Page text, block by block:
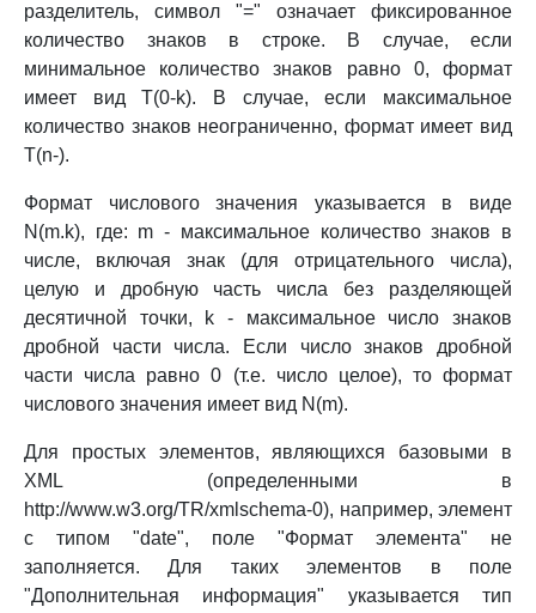
разделитель, символ "=" означает фиксированное
количество знаков в строке. В случае, если
минимальное количество знаков равно 0, формат
имеет вид T(0-k). В случае, если максимальное
количество знаков неограниченно, формат имеет вид
T(n-).
Формат числового значения указывается в виде
N(m.k), где: m - максимальное количество знаков в
числе, включая знак (для отрицательного числа),
целую и дробную часть числа без разделяющей
десятичной точки, k - максимальное число знаков
дробной части числа. Если число знаков дробной
части числа равно 0 (т.е. число целое), то формат
числового значения имеет вид N(m).
Для простых элементов, являющихся базовыми в
XML (определенными в
http://www.w3.org/TR/xmlschema-0), например, элемент
с типом "date", поле "Формат элемента" не
заполняется. Для таких элементов в поле
"Дополнительная информация" указывается тип